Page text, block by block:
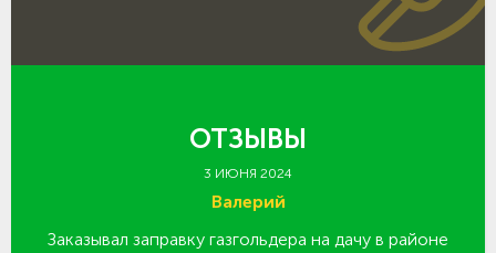
ОТЗЫВЫ
3 ИЮНЯ 2024
Валерий
Заказывал заправку газгольдера на дачу в районе